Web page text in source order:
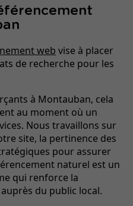
web vise à placer
de recherche pour les
à Montauban, cela
au moment où un
Nous travaillons sur
site, la pertinence des
pour assurer
naturel est un
qui renforce la
du public local.